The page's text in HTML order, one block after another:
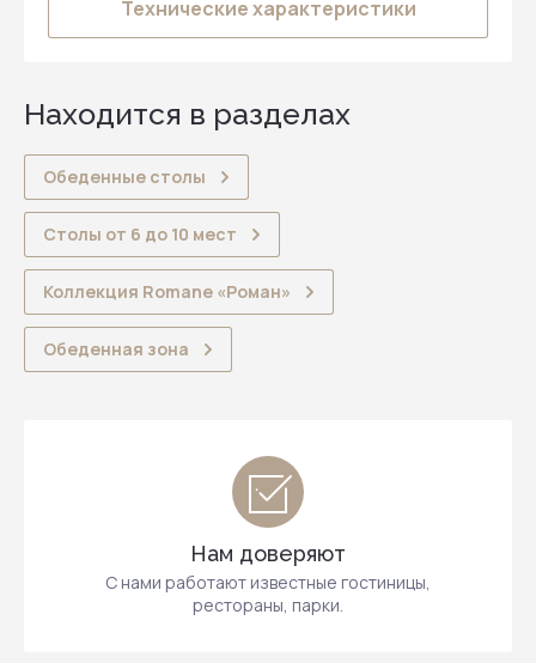
Технические характеристики
Находится в разделах
Обеденные столы
Столы от 6 до 10 мест
Коллекция Romane «Роман»
Обеденная зона
Нам доверяют
С нами работают известные гостиницы,
рестораны, парки.